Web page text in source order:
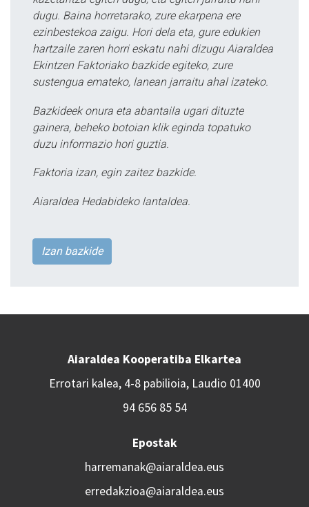
dugu. Baina horretarako, zure ekarpena ere
ezinbestekoa zaigu. Hori dela eta, gure edukien
hartzaile zaren horri eskatu nahi dizugu Aiaraldea
Ekintzen Faktoriako bazkide egiteko, zure
sustengua emateko, lanean jarraitu ahal izateko.
Bazkideek onura eta abantaila ugari dituzte
gainera, beheko botoian klik eginda topatuko
duzu informazio hori guztia.
Faktoria izan, egin zaitez bazkide.
Aiaraldea Hedabideko lantaldea.
Izan bazkide
Aiaraldea Kooperatiba Elkartea
Errotari kalea, 4-8 pabilioia, Laudio 01400
94 656 85 54
Epostak
harremanak@aiaraldea.eus
erredakzioa@aiaraldea.eus